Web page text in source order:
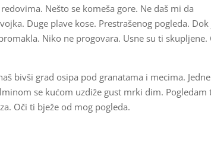
Nešto se komeša gore. Ne daš mi da
Duge plave kose. Prestrašenog pogleda. Dok
Niko ne progovara. Usne su ti skupljene.
bivši grad osipa pod granatama i mecima. Jedne
se kućom uzdiže gust mrki dim. Pogledam
Oči ti bježe od mog pogleda.